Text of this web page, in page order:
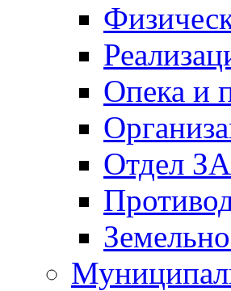
Опека и
Отдел